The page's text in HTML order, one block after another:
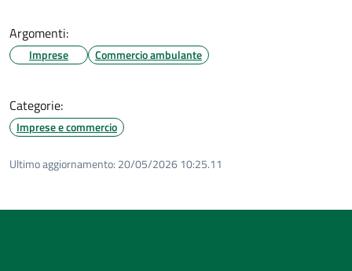
Argomenti:
Imprese Commercio ambulante
Categorie:
Imprese e commercio
Ultimo aggiornamento: 20/05/2026 10:25.11